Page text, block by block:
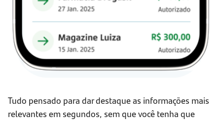
Tudo pensado para dar destaque as informações mais
relevantes em segundos, sem que você tenha que